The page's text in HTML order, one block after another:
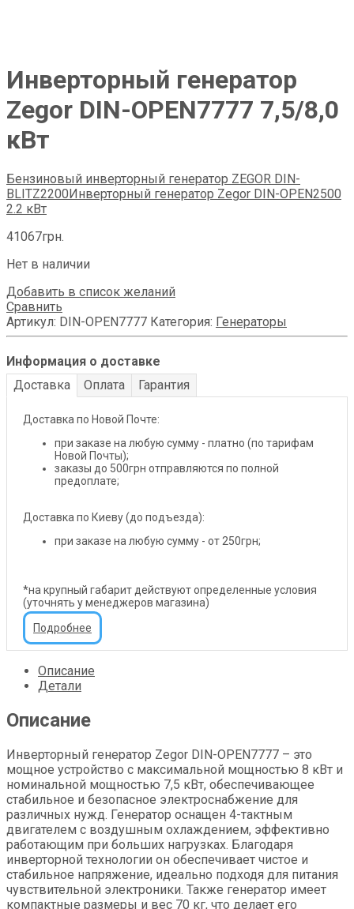
Инверторный генератор
Zegor DIN-OPEN7777 7,5/8,0
кВт
Бензиновый инверторный генератор ZEGOR DIN-
BLITZ2200 Инверторный генератор Zegor DIN-OPEN2500
2.2 кВт
41067грн.
Нет в наличии
Добавить в список желаний
Сравнить
Артикул: DIN-OPEN7777 Категория: Генераторы
Информация о доставке
Доставка
Оплата Гарантия
Доставка по Новой Почте:
при заказе на любую сумму - платно (по тарифам
Новой Почты);
заказы до 500грн отправляются по полной
предоплате;
Доставка по Киеву (до подъезда):
при заказе на любую сумму - от 250грн;
*на крупный габарит действуют определенные условия
(уточнять у менеджеров магазина)
Подробнее
Описание
Детали
Описание
Инверторный генератор Zegor DIN-OPEN7777 – это
мощное устройство с максимальной мощностью 8 кВт и
номинальной мощностью 7,5 кВт, обеспечивающее
стабильное и безопасное электроснабжение для
различных нужд. Генератор оснащен 4-тактным
двигателем с воздушным охлаждением, эффективно
работающим при больших нагрузках. Благодаря
инверторной технологии он обеспечивает чистое и
стабильное напряжение, идеально подходя для питания
чувствительной электроники. Также генератор имеет
компактные размеры и вес 70 кг, что делает его